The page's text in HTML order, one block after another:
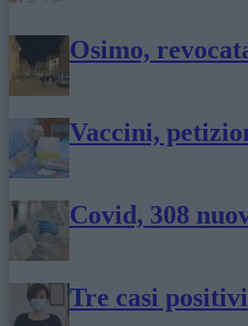
Osimo,
Vaccini,
Covid, 308
Tre casi